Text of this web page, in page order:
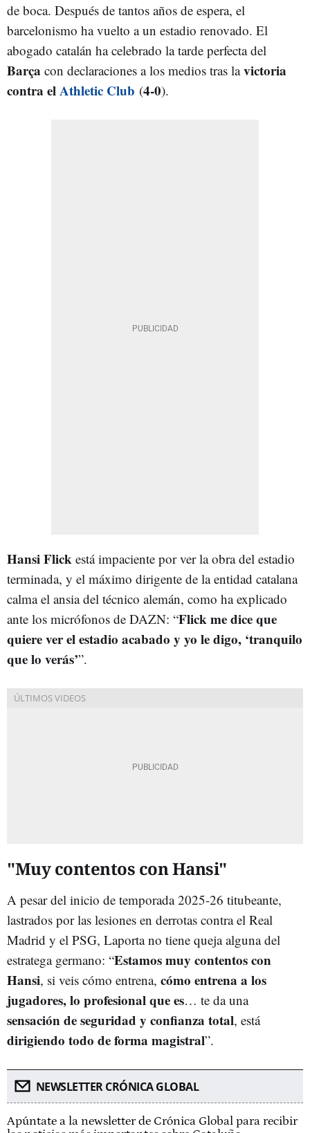
de boca. Después de tantos años de espera, el
barcelonismo ha vuelto a un estadio renovado. El
abogado catalán ha celebrado la tarde perfecta del
Barça con declaraciones a los medios tras lavictoria
contra elAthletic Club (4-0).
Hansi Flick está impaciente por ver la obra del estadio
terminada, y el máximo dirigente de la entidad catalana
calma el ansia del técnico alemán, como ha explicado
ante los micrófonos de DAZN: “Flick me dice que
quiere ver el estadio acabado y yo le digo, ‘tranquilo
que lo verás’”.
"Muy contentos con Hansi"
A pesar del inicio de temporada 2025-26 titubeante,
lastrados por las lesiones en derrotas contra el Real
Madrid y el PSG, Laporta no tiene queja alguna del
estratega germano: “Estamos muy contentos con
Hansi, si veis cómo entrena, cómo entrena a los
jugadores, lo profesional que es… te da una
sensación de seguridad y confianza total, está
dirigiendo todo de forma magistral”.
NEWSLETTER CRÓNICA GLOBAL
Apúntate a la newsletter de Crónica Global para recibir